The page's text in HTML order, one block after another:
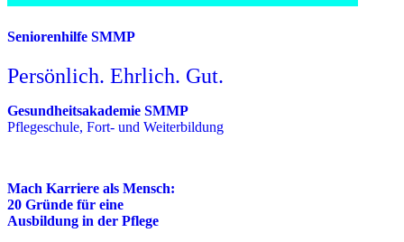
Seniorenhilfe SMMP
Persönlich. Ehrlich. Gut.
Gesundheitsakademie SMMP
Pflegeschule, Fort- und Weiterbildung
Mach Karriere als Mensch:
20 Gründe für eine
Ausbildung in der Pflege